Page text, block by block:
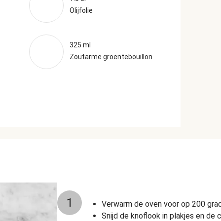
Olijfolie
325 ml
Zoutarme groentebouillon
1
Verwarm de oven voor op 200
Snijd de knoflook in plakjes en de